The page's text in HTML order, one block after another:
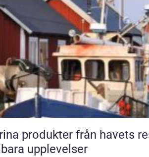
från havets resurser till
upplevelser